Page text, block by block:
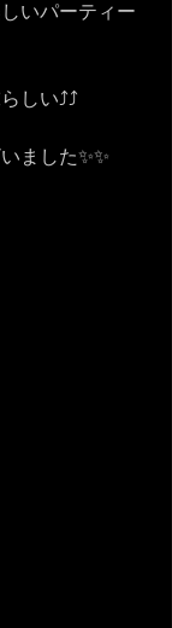
いパーティー
しい⤴️⤴️
ました✨✨